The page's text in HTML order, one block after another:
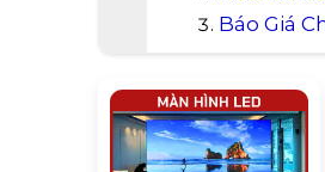
Báo Giá